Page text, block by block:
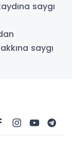
saygı
saygı